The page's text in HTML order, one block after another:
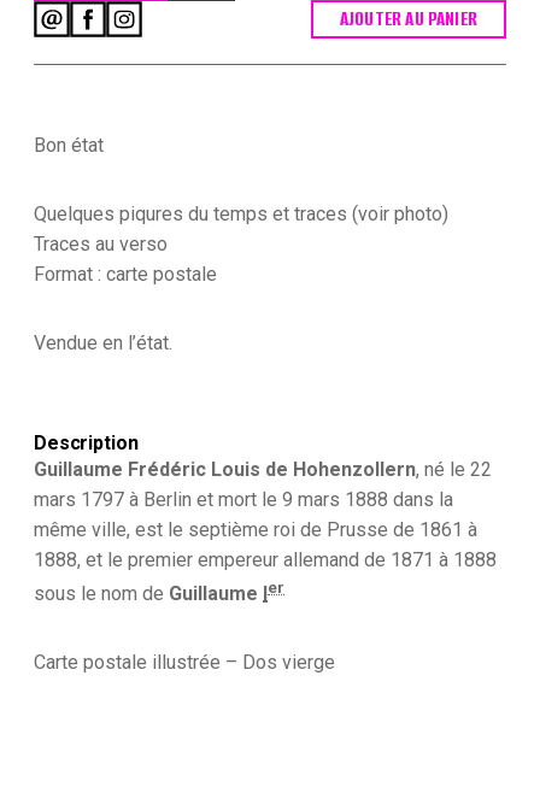
-
Guerre
14/18
-
Casque
de
Guillaume
1er
-
1797
1897
AJOUTER AU PANIER
Bon état
Quelques piqures du temps et traces (voir photo)
Traces au verso
Format : carte postale
Vendue en l’état.
Description
Guillaume Frédéric Louis de Hohenzollern, né le 22
mars 1797 à Berlin et mort le 9 mars 1888 dans la
même ville, est le septième roi de Prusse de 1861 à
1888, et le premier empereur allemand de 1871 à 1888
sous le nom de Guillaume Ier
Carte postale illustrée – Dos vierge